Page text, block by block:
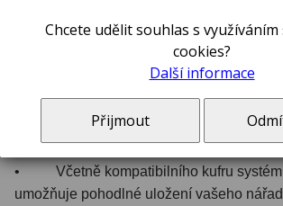
• Elektronická spojka a možností
pro hodnotu momentu zaručuje
• Zlepšené proudění vzduchu
a tím i delší provozní životnost.
• Včetně kompatibilního kufru
umožňuje pohodlné uložení vašeho
Chcete udělit souhlas s využíváním
cookies?
Další informace
Přijmout